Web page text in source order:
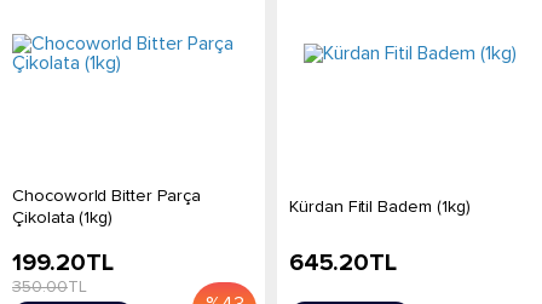
Chocoworld Bitter Parça
Çikolata (1kg)
199.20TL
350.00TL
Kürdan Fitil Badem (1kg)
645.20TL